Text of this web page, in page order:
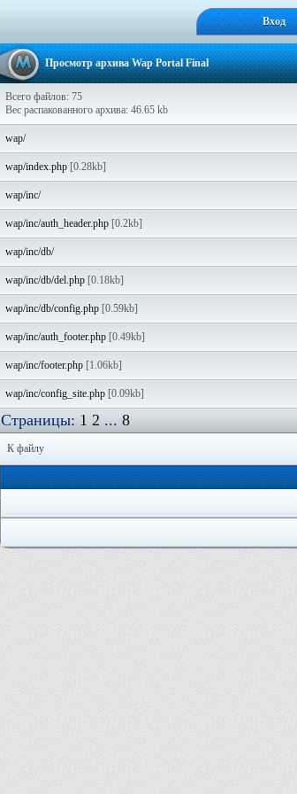
Вход
Просмотр архива Wap Portal Final
Всего файлов: 75
Вес распакованного архива: 46.65 kb
wap/
wap/index.php [0.28kb]
wap/inc/
wap/inc/auth_header.php [0.2kb]
wap/inc/db/
wap/inc/db/del.php [0.18kb]
wap/inc/db/config.php [0.59kb]
wap/inc/auth_footer.php [0.49kb]
wap/inc/footer.php [1.06kb]
wap/inc/config_site.php [0.09kb]
Страницы: 1 2 ... 8
К файлу